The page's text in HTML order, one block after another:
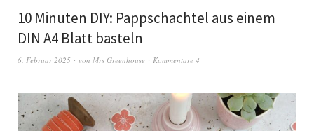
10 Minuten DIY: Pappschachtel aus einem
DIN A4 Blatt basteln
6. Februar 2025 von Mrs Greenhouse Kommentare 4